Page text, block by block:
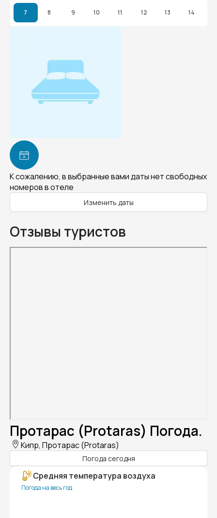
7 8 9 10 11 12 13 14
К сожалению, в выбранные вами даты нет свободных
номеров в отеле
Изменить даты
Отзывы туристов
Протарас (Protaras) Погода.
Кипр, Протарас (Protaras)
Погода сегодня
Средняя температура воздуха
Погода на весь год